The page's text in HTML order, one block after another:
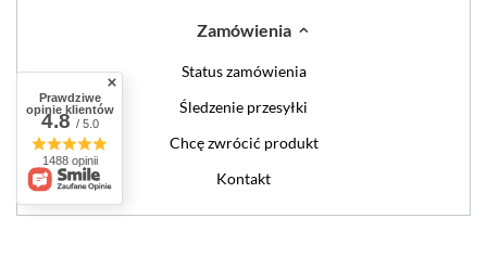
Zamówienia
Status zamówienia
Śledzenie przesyłki
Chcę zwrócić produkt
Kontakt
Prawdziwe
opinie klientów
4.8/ 5.0
1488 opinii